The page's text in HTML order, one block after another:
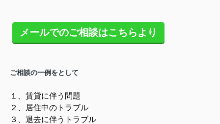
メールでのご相談はこちらより
ご相談の一例をとして
１、賃貸に伴う問題
２、居住中のトラブル
３、退去に伴うトラブル